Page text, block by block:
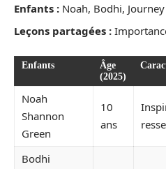
Enfants : Noah, Bodhi, Journey
Leçons partagées :
Enfants
Âge
(2025)
Noah
Shannon
Green
10
ans
Bodhi